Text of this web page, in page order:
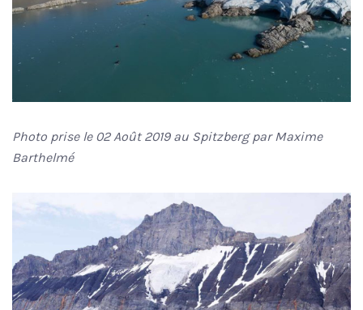
Photo prise le 02 Août 2019 au Spitzberg par Maxime
Barthelmé